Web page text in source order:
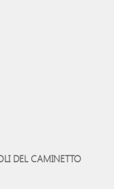
DEL CAMINETTO